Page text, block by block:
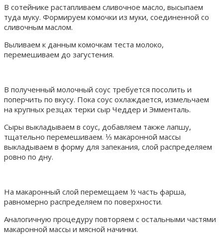
В сотейнике растапливаем сливочное масло, высыпаем
туда муку. Формируем комочки из муки, соединенной со
сливочным маслом.
Выливаем к данным комочкам теста молоко,
перемешиваем до загустения.
В полученный молочный соус требуется посолить и
поперчить по вкусу. Пока соус охлаждается, измельчаем
на крупных резцах терки сыр Чеддер и Эмменталь.
Сыры выкладываем в соус, добавляем также лапшу,
тщательно перемешиваем. ⅓ макаронной массы
выкладываем в форму для запекания, слой распределяем
ровно по дну.
На макаронный слой перемещаем ½ часть фарша,
равномерно распределяем по поверхности.
Аналогичную процедуру повторяем с остальными частями
макаронной массы и мясной начинки.